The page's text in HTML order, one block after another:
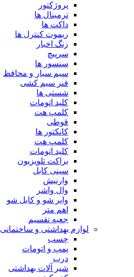
پروژکتور
ترمینال ها
داکت ها
ریموت کنترل ها
زنگ اخبار
سرپیچ
سنسور ها
سیم سیار و محافظ
فنر سیم کشی
شستی ها
کلید اتومات
کلمپ هت
قوطی
کانکتور ها
کلمپ هت
کلید اتومات
براکت تلویزیون
سینی کابل
وارنیش
وال واشر
وایر شو و کابل شو
اهم متر
جعبه تقسیم
لوازم بهداشتی و ساختمانی
چسب
پمپ و اتومات
درب
شیر آلات بهداشتی